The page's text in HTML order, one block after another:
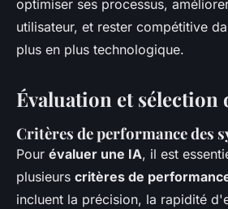
optimiser ses processus,
utilisateur, et rester compétitive
plus en plus technologique.
Évaluation et sélection
Critères de performance des
Pour évaluer une IA, il est
plusieurs critères de
incluent la précision, la rapidité